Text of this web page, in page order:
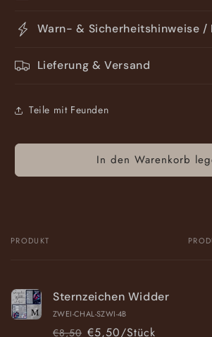
Warn- & Sicherheitshinweise /
Lieferung & Versand
Teile mit Feunden
In den Warenkorb
Dein
PRODUKT
Sternzeichen Widder
ZWEI-CHAL-SZWI-4B
€8,50 €5,50/Stück